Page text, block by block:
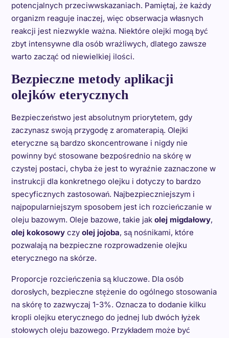
potencjalnych przeciwwskazaniach. Pamiętaj, że każdy
organizm reaguje inaczej, więc obserwacja własnych
reakcji jest niezwykle ważna. Niektóre olejki mogą być
zbyt intensywne dla osób wrażliwych, dlatego zawsze
warto zacząć od niewielkiej ilości.
Bezpieczne metody aplikacji
olejków eterycznych
Bezpieczeństwo jest absolutnym priorytetem, gdy
zaczynasz swoją przygodę z aromaterapią. Olejki
eteryczne są bardzo skoncentrowane i nigdy nie
powinny być stosowane bezpośrednio na skórę w
czystej postaci, chyba że jest to wyraźnie zaznaczone w
instrukcji dla konkretnego olejku i dotyczy to bardzo
specyficznych zastosowań. Najbezpieczniejszym i
najpopularniejszym sposobem jest ich rozcieńczanie w
oleju bazowym. Oleje bazowe, takie jak olej migdałowy,
olej kokosowyczy olej jojoba, są nośnikami, które
pozwalają na bezpieczne rozprowadzenie olejku
eterycznego na skórze.
Proporcje rozcieńczenia są kluczowe. Dla osób
dorosłych, bezpieczne stężenie do ogólnego stosowania
na skórę to zazwyczaj 1-3%. Oznacza to dodanie kilku
kropli olejku eterycznego do jednej lub dwóch łyżek
stołowych oleju bazowego. Przykładem może być